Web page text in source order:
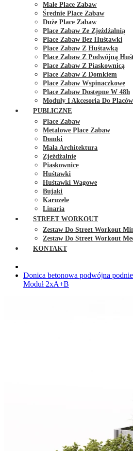
Małe Place Zabaw
Średnie Place Zabaw
Duże Place Zabaw
Place Zabaw Ze Zjeżdżalnią
Place Zabaw Bez Huśtawki
Place Zabaw Z Huśtawką
Place Zabaw Z Podwójną
Place Zabaw Z Piaskownicą
Place Zabaw Z Domkiem
Place Zabaw Wspinaczkowe
Place Zabaw Dostępne W 48h
Moduły I Akcesoria Do
PUBLICZNE
Place Zabaw
Metalowe Place Zabaw
Domki
Mała Architektura
Zjeżdżalnie
Piaskownice
Huśtawki
Huśtawki Wagowe
Bujaki
Karuzele
Linaria
STREET WORKOUT
Zestaw Do Street Workout
Zestaw Do Street Workout
KONTAKT
Donica betonowa podwójna
Moduł 2xA+B